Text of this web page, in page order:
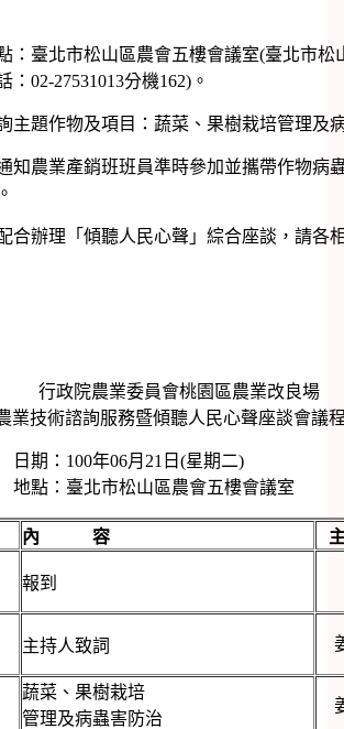
：臺北市松山區農會五樓會議室(臺北市松
：02-27531013分機162)。
主題作物及項目：蔬菜、果樹栽培管理及
知農業產銷班班員準時參加並攜帶作物病
合辦理「傾聽人民心聲」綜合座談，請各
行政院農業委員會桃園區農業改良場
業技術諮詢服務暨傾聽人民心聲座談會議
年06月21日(星期二)
市松山區農會五樓會議室
內 容
報到
主持人致詞
蔬菜、果樹栽培
管理及病蟲害防治